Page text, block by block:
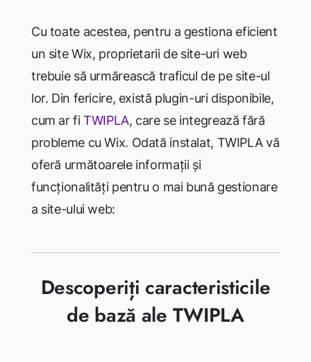
Cu toate acestea, pentru a gestiona eficient
un site Wix, proprietarii de site-uri web
trebuie să urmărească traficul de pe site-ul
lor. Din fericire, există plugin-uri disponibile,
cum ar fiTWIPLA, care se integrează fără
probleme cu Wix. Odată instalat, TWIPLA vă
oferă următoarele informații și
funcționalități pentru o mai bună gestionare
a site-ului web:
Descoperiți caracteristicile
de bază ale TWIPLA